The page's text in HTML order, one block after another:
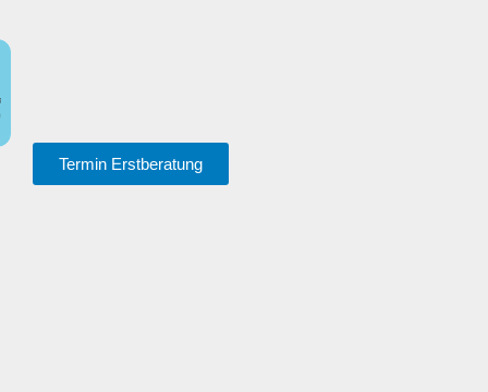
Termin Erstberatung